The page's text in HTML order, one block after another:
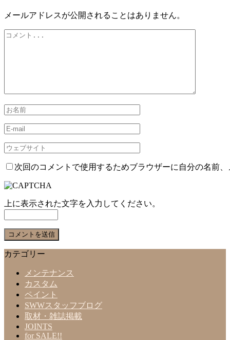
メールアドレスが公開されることはありません。
次回のコメントで使用するためブラウザーに自分の名前
上に表示された文字を入力してください。
カテゴリー
メンテナンス
カスタム
ペイント
SWWスタッフブログ
取材・雑誌掲載
JOINTS
for SALE!!